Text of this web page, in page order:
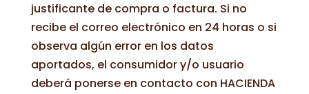
justificante de compra o factura. Si no
recibe el correo electrónico en 24 horas o si
observa algún error en los datos
aportados, el consumidor y/o usuario
deberá ponerse en contacto con HACIENDA